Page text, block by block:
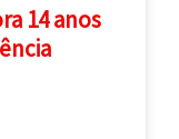
14 anos